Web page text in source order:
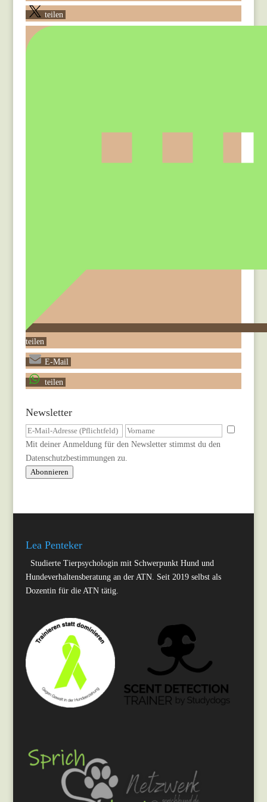
teilen
teilen
E-Mail
teilen
Newsletter
Mit deiner Anmeldung für den Newsletter stimmst du den
Datenschutzbestimmungenzu.
Abonnieren
Lea Penteker
Studierte Tierpsychologin mit Schwerpunkt Hund und
Hundeverhaltensberatung an der ATN. Seit 2019 selbst als
Dozentin für die ATN tätig.